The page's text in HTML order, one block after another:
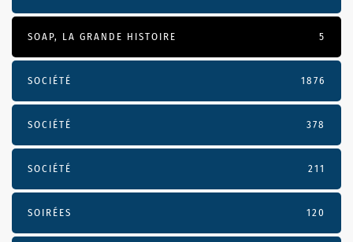
SOAP, LA GRANDE HISTOIRE 5
SOCIÉTÉ 1876
SOCIÉTÉ 378
SOCIÉTÉ 211
SOIRÉES 120